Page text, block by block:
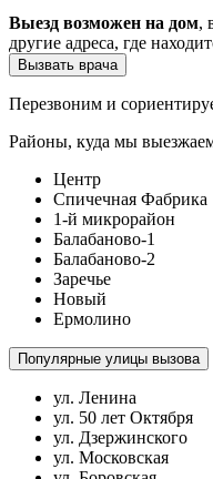
Выезд возможен на дом,
другие адреса, где
Вызвать врача
Перезвоним и
Районы, куда мы
Центр
Спичечная Фабрика
1-й микрорайон
Балабаново-1
Балабаново-2
Заречье
Новый
Ермолино
Популярные улицы вызова
ул. Ленина
ул. 50 лет Октября
ул. Дзержинского
ул. Московская